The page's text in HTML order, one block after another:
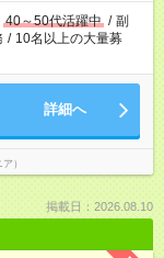
40～50代活躍中 / 副
/ 10名以上の大量募
詳細へ
）
掲載日：2026.08.10